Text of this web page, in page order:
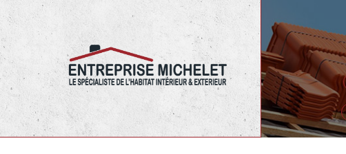
05.67.29.03.22 Entreprise Michelet